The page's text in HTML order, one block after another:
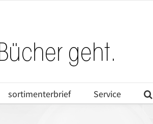
sortimenterbrief Service